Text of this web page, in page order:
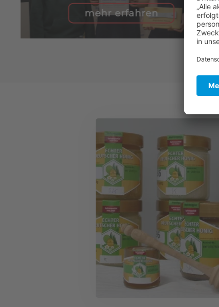
mehr erfahren